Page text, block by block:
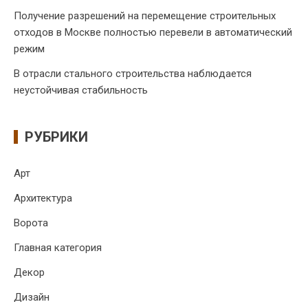
Получение разрешений на перемещение строительных
отходов в Москве полностью перевели в автоматический
режим
В отрасли стального строительства наблюдается
неустойчивая стабильность
РУБРИКИ
Арт
Архитектура
Ворота
Главная категория
Декор
Дизайн